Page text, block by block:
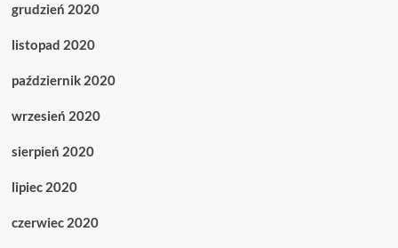
grudzień 2020
listopad 2020
październik 2020
wrzesień 2020
sierpień 2020
lipiec 2020
czerwiec 2020